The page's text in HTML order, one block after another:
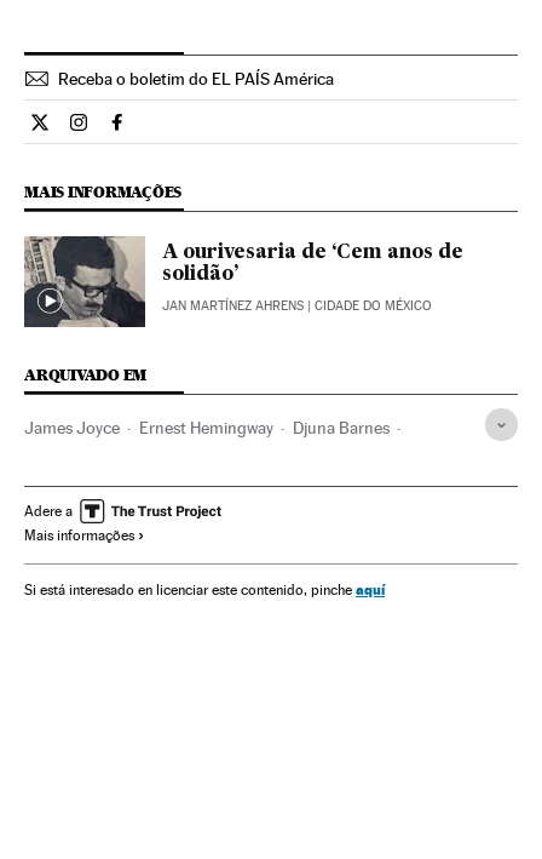
Receba o boletim do EL PAÍS América
Cultura El País Brasil en Twitter
Cultura El País Brasil en Instagram
Cultura El País Brasil en Facebook
MAIS INFORMAÇÕES
A ourivesaria de ‘Cem anos de
solidão’
JAN MARTÍNEZ AHRENS | CIDADE DO MÉXICO
ARQUIVADO EM
James Joyce Ernest Hemingway Djuna Barnes
Prêmios comunicação França
Europa Ocidental
Cultura Meios comunicação Arte Comunicação
Adere a
Mais informações
Si está interesado en licenciar este contenido, pinche aquí